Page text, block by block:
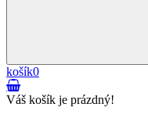
košík0
Váš košík je prázdný!